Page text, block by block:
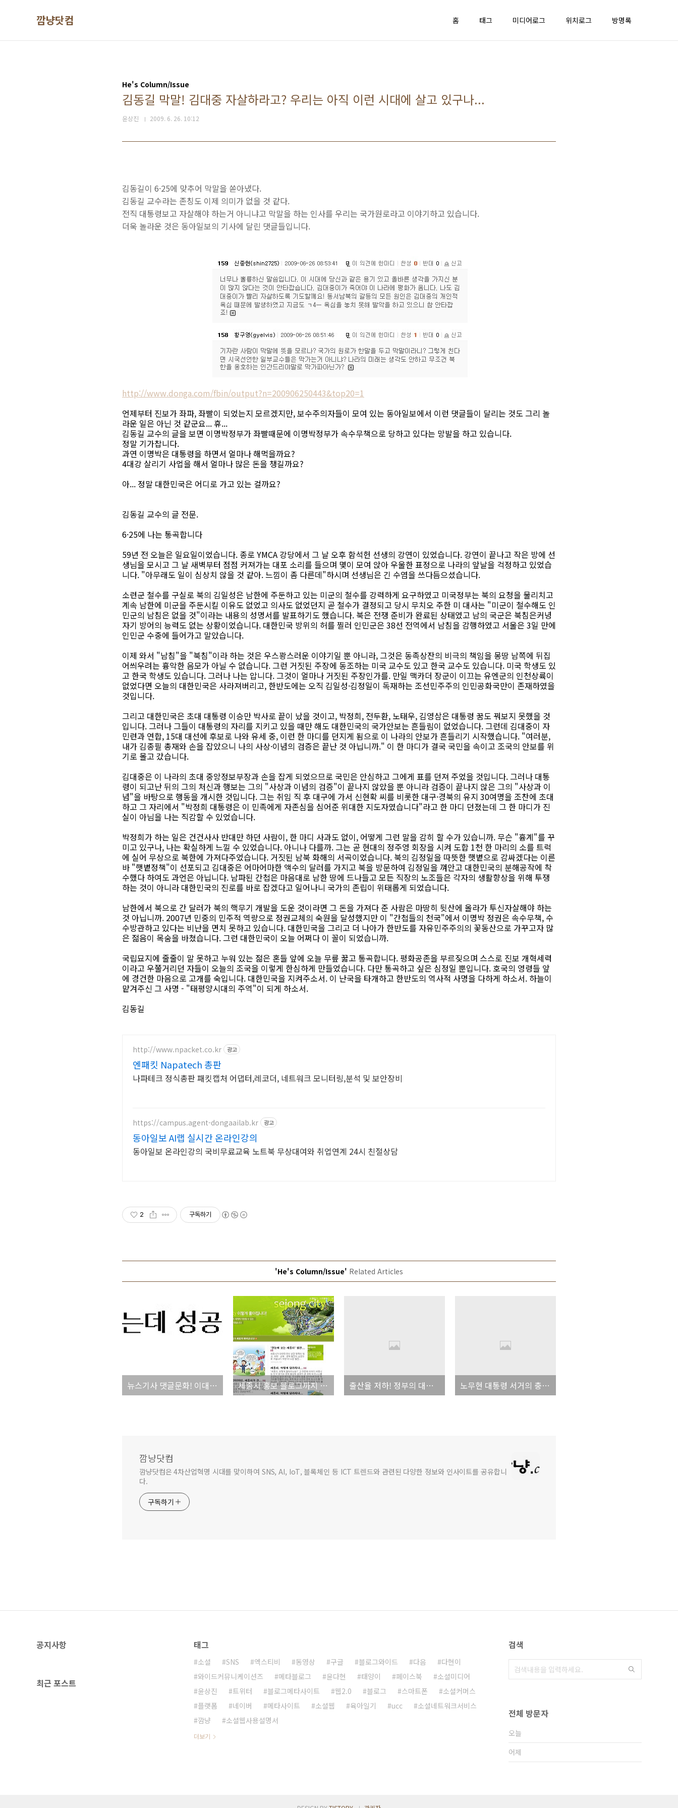
깜냥닷컴 홈 태그 미디어로그 위치로그 방명록
He's Column/Issue
김동길 막말! 김대중 자살하라고? 우리는 아직 이런 시대에 살고 있구나...
윤상진 2009. 6. 26. 10:12
김동길이 6·25에 맞추어 막말을 쏟아냈다.
김동길 교수라는 존칭도 이제 의미가 없을 것 같다.
전직 대통령보고 자살해야 하는거 아니냐고 막말을 하는 인사를 우리는 국가원로라고 이야기하고 있습니다.
더욱 놀라운 것은 동아일보의 기사에 달린 댓글들입니다.
http://www.donga.com/fbin/output?n=200906250443&top20=1
언제부터 진보가 좌파, 좌빨이 되었는지 모르겠지만, 보수주의자들이 모여 있는 동아일보에서 이런 댓글들이 달리는 것도 그리 놀
라운 일은 아닌 것 같군요... 휴...
김동길 교수의 글을 보면 이명박정부가 좌빨때문에 이명박정부가 속수무책으로 당하고 있다는 망발을 하고 있습니다.
정말 기가찹니다.
과연 이명박은 대통령을 하면서 얼마나 해먹을까요?
4대강 살리기 사업을 해서 얼마나 많은 돈을 챙길까요?
아... 정말 대한민국은 어디로 가고 있는 걸까요?
김동길 교수의 글 전문.
6·25에 나는 통곡합니다
59년 전 오늘은 일요일이었습니다. 종로 YMCA 강당에서 그 날 오후 함석헌 선생의 강연이 있었습니다. 강연이 끝나고 작은 방에 선
생님을 모시고 그 날 새벽부터 점점 커져가는 대포 소리를 들으며 몇이 모여 앉아 우울한 표정으로 나라의 앞날을 걱정하고 있었습
니다. "아무래도 일이 심상치 않을 것 같아. 느낌이 좀 다른데"하시며 선생님은 긴 수염을 쓰다듬으셨습니다.
소련군 철수를 구실로 북의 김일성은 남한에 주둔하고 있는 미군의 철수를 강력하게 요구하였고 미국정부는 북의 요청을 물리치고
계속 남한에 미군을 주둔시킬 이유도 없었고 의사도 없었던지 곧 철수가 결정되고 당시 무치오 주한 미 대사는 "미군이 철수해도 인
민군의 남침은 없을 것"이라는 내용의 성명서를 발표하기도 했습니다. 북은 전쟁 준비가 완료된 상태였고 남의 국군은 북침은커녕
자기 방어의 능력도 없는 상황이었습니다. 대한민국 방위의 허를 찔러 인민군은 38선 전역에서 남침을 감행하였고 서울은 3일 만에
인민군 수중에 들어가고 말았습니다.
이제 와서 "남침"을 "북침"이라 하는 것은 우스꽝스러운 이야기일 뿐 아니라, 그것은 동족상잔의 비극의 책임을 몽땅 남쪽에 뒤집
어씌우려는 흉악한 음모가 아닐 수 없습니다. 그런 거짓된 주장에 동조하는 미국 교수도 있고 한국 교수도 있습니다. 미국 학생도 있
고 한국 학생도 있습니다. 그러나 나는 압니다. 그것이 얼마나 거짓된 주장인가를. 만일 맥카더 장군이 이끄는 유엔군의 인천상륙이
없었다면 오늘의 대한민국은 사라져버리고, 한반도에는 오직 김일성·김정일이 독재하는 조선민주주의 인민공화국만이 존재하였을
것입니다.
그리고 대한민국은 초대 대통령 이승만 박사로 끝이 났을 것이고, 박정희, 전두환, 노태우, 김영삼은 대통령 꿈도 꿔보지 못했을 것
입니다. 그러나 그들이 대통령의 자리를 지키고 있을 때만 해도 대한민국의 국가안보는 흔들림이 없었습니다. 그런데 김대중이 자
민련과 연합, 15대 대선에 후보로 나와 유세 중, 이런 한 마디를 던지게 됨으로 이 나라의 안보가 흔들리기 시작했습니다. "여러분,
내가 김종필 총재와 손을 잡았으니 나의 사상·이념의 검증은 끝난 것 아닙니까." 이 한 마디가 결국 국민을 속이고 조국의 안보를 위
기로 몰고 갔습니다.
김대중은 이 나라의 초대 중앙정보부장과 손을 잡게 되었으므로 국민은 안심하고 그에게 표를 던져 주었을 것입니다. 그러나 대통
령이 되고난 뒤의 그의 처신과 행보는 그의 "사상과 이념의 검증"이 끝나지 않았을 뿐 아니라 검증이 끝나지 않은 그의 "사상과 이
념"을 바탕으로 행동을 개시한 것입니다. 그는 취임 직 후 대구에 가서 신현확 씨를 비롯한 대구·경북의 유지 30여명을 조찬에 초대
하고 그 자리에서 "박정희 대통령은 이 민족에게 자존심을 심어준 위대한 지도자였습니다"라고 한 마디 던졌는데 그 한 마디가 진
실이 아님을 나는 직감할 수 있었습니다.
박정희가 하는 일은 건건사사 반대만 하던 사람이, 한 마디 사과도 없이, 어떻게 그런 말을 감히 할 수가 있습니까. 무슨 "흉계"를 꾸
미고 있구나, 나는 확실하게 느낄 수 있었습니다. 아니나 다를까. 그는 곧 현대의 정주영 회장을 시켜 도합 1천 한 마리의 소를 트럭
에 실어 무상으로 북한에 가져다주었습니다. 거짓된 남북 화해의 서곡이었습니다. 북의 김정일을 따뜻한 햇볕으로 감싸겠다는 이른
바 "햇볕정책"이 선포되고 김대중은 어마어마한 액수의 달러를 가지고 북을 방문하여 김정일을 껴안고 대한민국의 분해공작에 착
수했다 하여도 과언은 아닙니다. 남파된 간첩은 마음대로 남한 땅에 드나들고 모든 직장의 노조들은 각자의 생활향상을 위해 투쟁
하는 것이 아니라 대한민국의 진로를 바로 잡겠다고 일어나니 국가의 존립이 위태롭게 되었습니다.
남한에서 북으로 간 달러가 북의 핵무기 개발을 도운 것이라면 그 돈을 가져다 준 사람은 마땅히 뒷산에 올라가 투신자살해야 하는
것 아닙니까. 2007년 민중의 민주적 역량으로 정권교체의 숙원을 달성했지만 이 "간첩들의 천국"에서 이명박 정권은 속수무책, 수
수방관하고 있다는 비난을 면치 못하고 있습니다. 대한민국을 그리고 더 나아가 한반도를 자유민주주의의 꽃동산으로 가꾸고자 많
은 젊음이 목숨을 바쳤습니다. 그런 대한민국이 오늘 어쩌다 이 꼴이 되었습니까.
국립묘지에 줄줄이 말 못하고 누워 있는 젊은 혼들 앞에 오늘 무릎 꿇고 통곡합니다. 평화공존을 부르짖으며 스스로 진보 개혁세력
이라고 우쭐거리던 자들이 오늘의 조국을 이렇게 한심하게 만들었습니다. 다만 통곡하고 싶은 심정일 뿐입니다. 호국의 영령들 앞
에 경건한 마음으로 고개를 숙입니다. 대한민국을 지켜주소서. 이 난국을 타개하고 한반도의 역사적 사명을 다하게 하소서. 하늘이
맡겨주신 그 사명 - "태평양시대의 주역"이 되게 하소서.
김동길
http://www.npacket.co.kr 광고
엔패킷 Napatech 총판
나파테크 정식총판 패킷캡처 어댑터,레코더, 네트워크 모니터링,분석 및 보안장비
https://campus.agent-dongaailab.kr 광고
동아일보 AI랩 실시간 온라인강의
동아일보 온라인강의 국비무료교육 노트북 무상대여와 취업연계 24시 친절상담
2 구독하기
'He's Column/Issue' Related Articles
뉴스기사 댓글문화! 이대로 좋은가? 세종시 홍보 블로그까지 등장! 역시 2mb식 밀어붙이기는 대단해!!! 출산율 저하! 정부의 대책이 고작 홍보포스터??? 노무현 대통령 서거의 충격에서 다시 일상으로 복귀! 살아 있는 사람은 어떻게든 살아가게 되는군요... ㅠㅠ
깜냥닷컴
깜냥닷컴은 4차산업혁명 시대를 맞이하여 SNS, AI, IoT, 블록체인 등 ICT 트렌드와 관련된 다양한 정보와 인사이트를 공유합니
다.
구독하기
공지사항
최근 포스트
태그
소셜 SNS 엑스티비 동영상 구글 블로그와이드 다음
다현이
와이드커뮤니케이션즈
메타블로그 윤다현 태양이 페이스북
소셜미디어
윤상진
트위터 블로그메타사이트 웹2.0 블로그 스마트폰
소셜커머스
플랫폼
네이버 메타사이트 소셜웹 육아일기 ucc
소셜네트워크서비스
깜냥
소셜웹사용설명서
더보기
검색
전체 방문자
오늘
어제